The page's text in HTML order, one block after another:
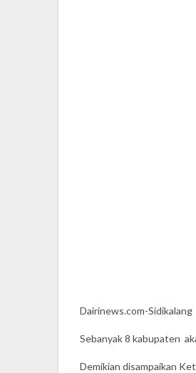
Dairinews.com-Sidikalang
Sebanyak 8 kabupaten
Demikian disampaikan